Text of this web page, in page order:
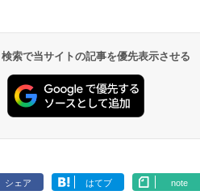
索で当サイトの記事を優先表示させる
シェア はてブ note